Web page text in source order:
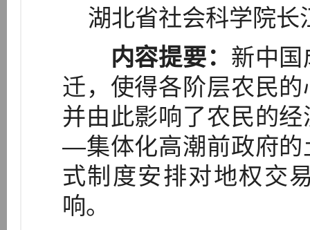
湖北省社会科学院
内容提要： 新中
迁，使得各阶层农民
并由此影响了农民的
—集体化高潮前政府的
式制度安排对地权交
响。